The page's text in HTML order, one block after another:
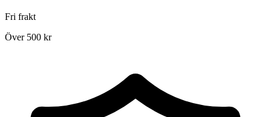
Fri frakt
Över 500 kr